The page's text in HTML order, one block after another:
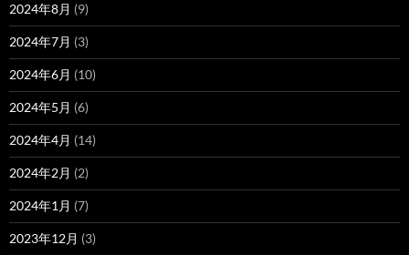
2024年8月 (9)
2024年7月 (3)
2024年6月 (10)
2024年5月 (6)
2024年4月 (14)
2024年2月 (2)
2024年1月 (7)
2023年12月 (3)